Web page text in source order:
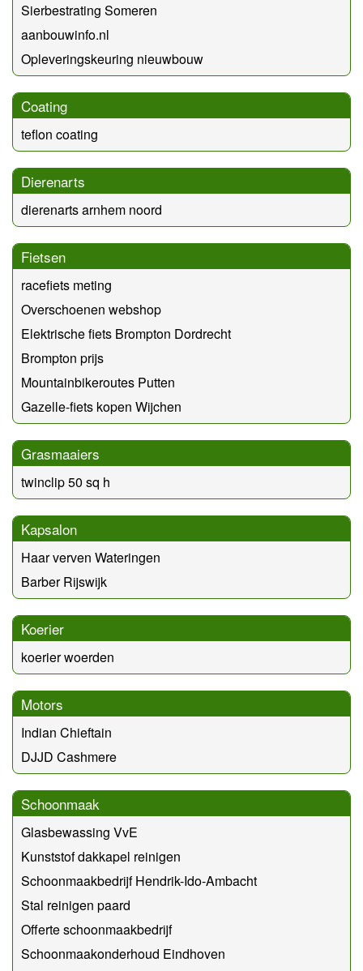
Sierbestrating Someren
aanbouwinfo.nl
Opleveringskeuring nieuwbouw
Coating
teflon coating
Dierenarts
dierenarts arnhem noord
Fietsen
racefiets meting
Overschoenen webshop
Elektrische fiets Brompton Dordrecht
Brompton prijs
Mountainbikeroutes Putten
Gazelle-fiets kopen Wijchen
Grasmaaiers
twinclip 50 sq h
Kapsalon
Haar verven Wateringen
Barber Rijswijk
Koerier
koerier woerden
Motors
Indian Chieftain
DJJD Cashmere
Schoonmaak
Glasbewassing VvE
Kunststof dakkapel reinigen
Schoonmaakbedrijf Hendrik-Ido-Ambacht
Stal reinigen paard
Offerte schoonmaakbedrijf
Schoonmaakonderhoud Eindhoven